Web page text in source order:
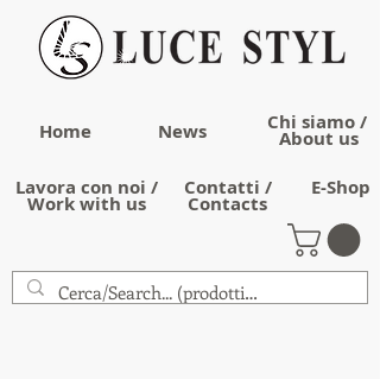
Home News Chi siamo /
About us
Lavora con noi /
Work with us
Contatti /
Contacts
E-Shop